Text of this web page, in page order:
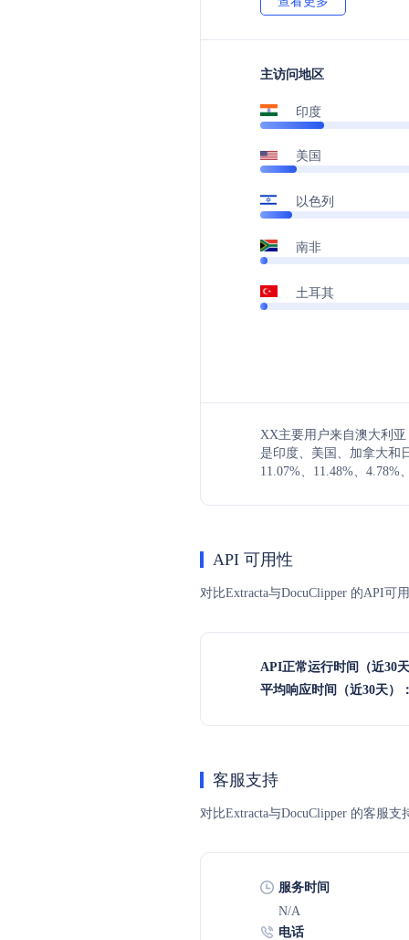
主访问地区
印度
美国
以色列
南非
土耳其
XX主要用户来自澳大利
是印度、美国、加拿大和
11.07%、11.48%、4.78%
API 可用性
对比Extracta与DocuClipper 的API可
API正常运行时间（近30
平均响应时间（近30天）
客服支持
对比Extracta与DocuClipper 的客服
服务时间
N/A
电话